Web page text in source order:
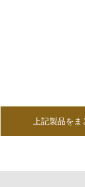
上記製品をま